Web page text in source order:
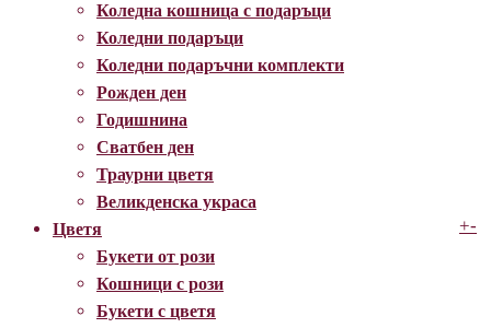
Коледна кошница с подаръци
Коледни подаръци
Коледни подаръчни комплекти
Рожден ден
Годишнина
Сватбен ден
Траурни цветя
Великденска украса
Цветя
+-
Букети от рози
Кошници с рози
Букети с цветя